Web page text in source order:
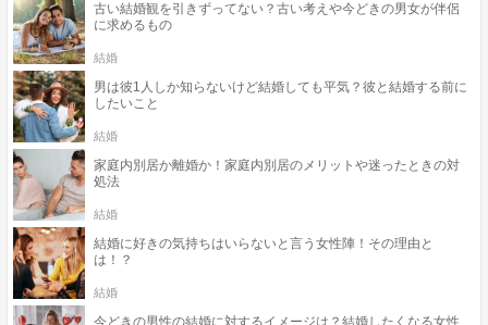
古い結婚観を引きずってない？古い考えや今どきの男女が伴侶
に求めるもの
結婚
男は彼1人しか知らないけど結婚しても平気？彼と結婚する前に
したいこと
結婚
家庭内別居か離婚か！家庭内別居のメリットや迷ったときの対
処法
結婚
結婚に好きの気持ちはいらないと言う女性陣！その理由と
は！？
結婚
今どきの男性の結婚に対するイメージは？結婚したくなる女性